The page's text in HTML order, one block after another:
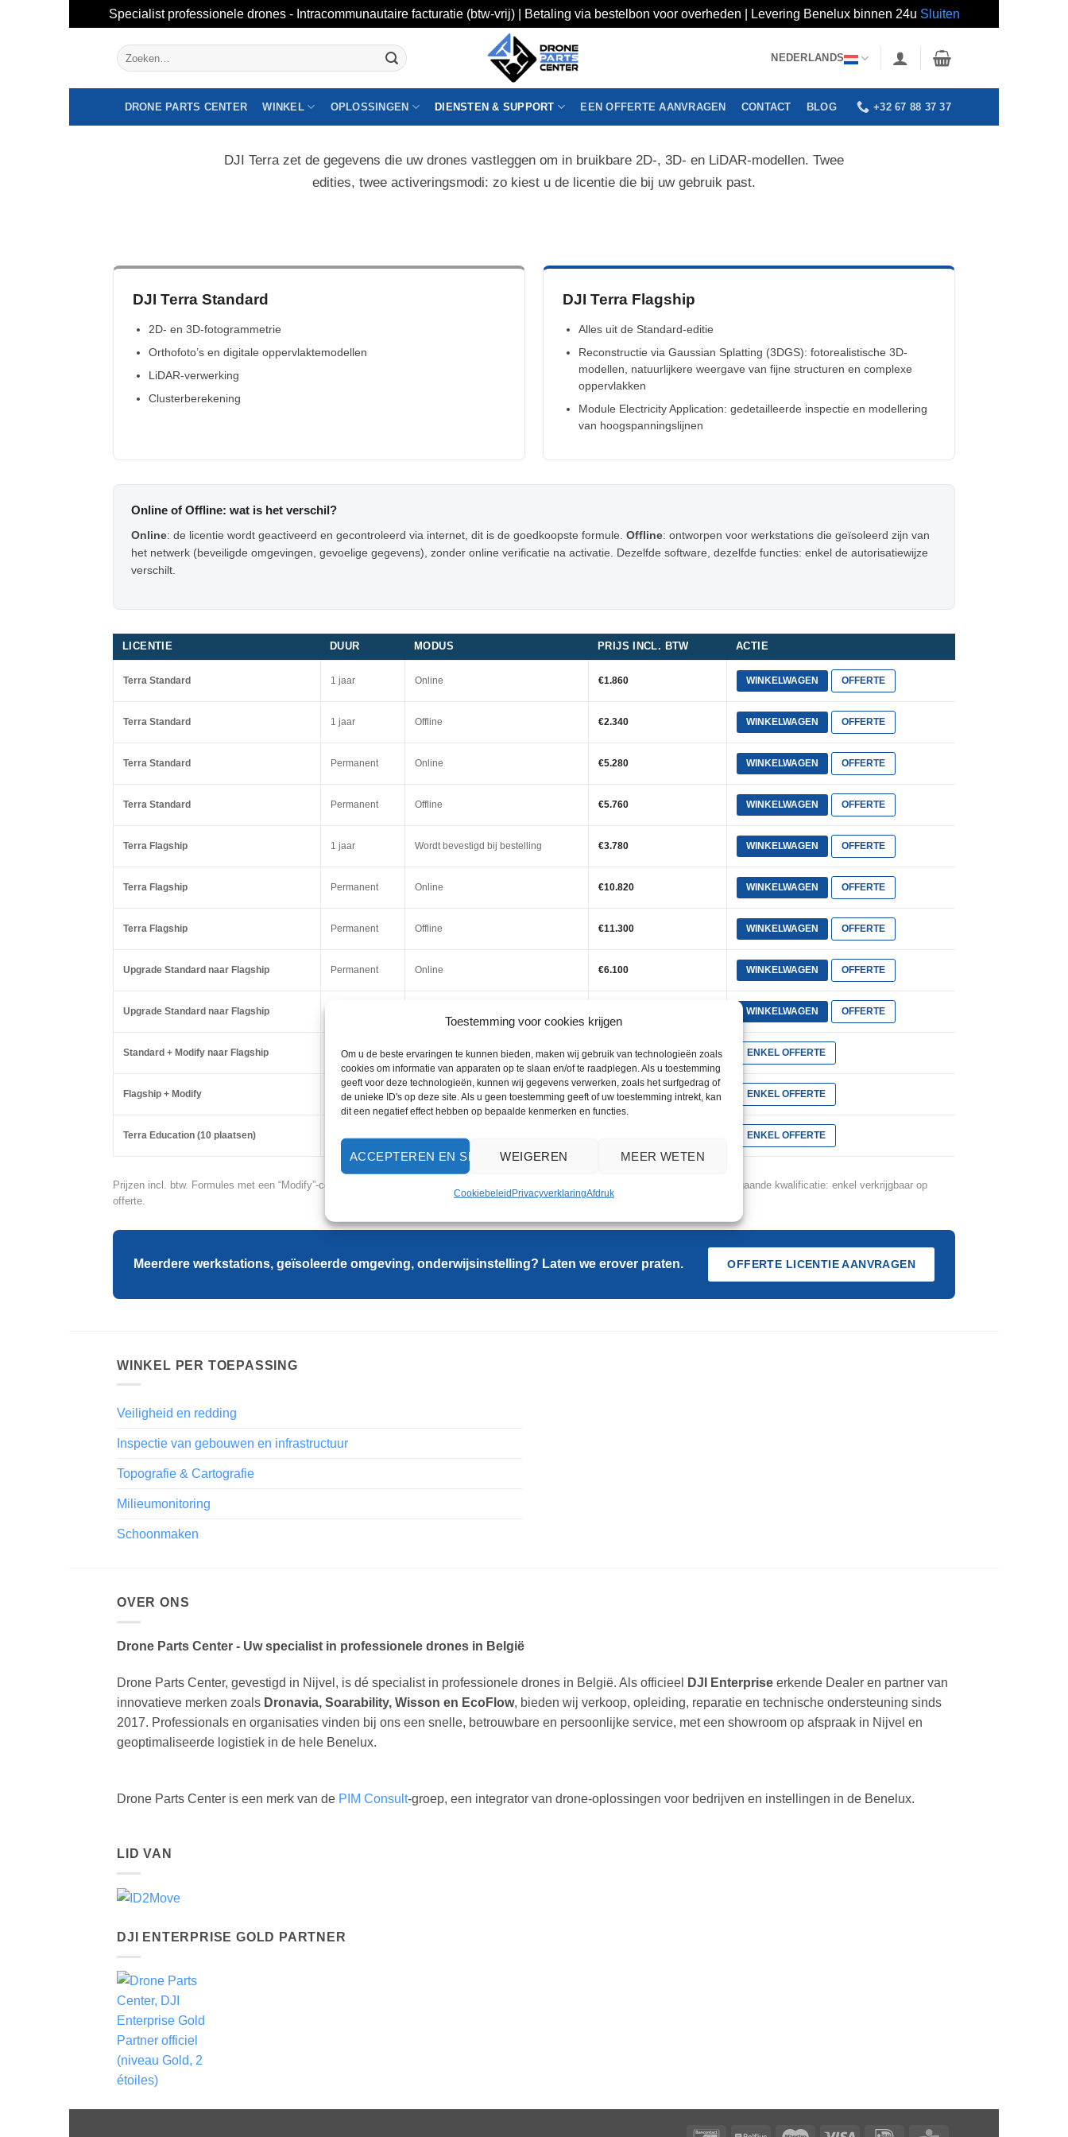
Toestemming voor cookies krijgen
Om u de beste ervaringen te kunnen bieden, maken wij gebruik van technologieën zoals
cookies om informatie van apparaten op te slaan en/of te raadplegen. Als u toestemming
geeft voor deze technologieën, kunnen wij gegevens verwerken, zoals het surfgedrag of
de unieke ID's op deze site. Als u geen toestemming geeft of uw toestemming intrekt, kan
dit een negatief effect hebben op bepaalde kenmerken en functies.
ACCEPTEREN EN SLUITENWEIGEREN MEER WETEN
CookiebeleidPrivacyverklaringAfdruk
Specialist professionele drones - Intracommunautaire facturatie (btw-vrij) | Betaling via bestelbon voor overheden | Levering Benelux binnen 24u Sluiten
Zoeken
naar:
NEDERLANDS
DRONE PARTS CENTER WINKEL OPLOSSINGEN DIENSTEN & SUPPORT EEN OFFERTE AANVRAGEN CONTACT BLOG +32 67 88 37 37
DJI Terra zet de gegevens die uw drones vastleggen om in bruikbare 2D-, 3D- en LiDAR-modellen. Twee
edities, twee activeringsmodi: zo kiest u de licentie die bij uw gebruik past.
DJI Terra Standard
2D- en 3D-fotogrammetrie
Orthofoto’s en digitale oppervlaktemodellen
LiDAR-verwerking
Clusterberekening
DJI Terra Flagship
Alles uit de Standard-editie
Reconstructie via Gaussian Splatting (3DGS): fotorealistische 3D-
modellen, natuurlijkere weergave van fijne structuren en complexe
oppervlakken
Module Electricity Application: gedetailleerde inspectie en modellering
van hoogspanningslijnen
Online of Offline: wat is het verschil?
Online: de licentie wordt geactiveerd en gecontroleerd via internet, dit is de goedkoopste formule. Offline: ontworpen voor werkstations die geïsoleerd zijn van
het netwerk (beveiligde omgevingen, gevoelige gegevens), zonder online verificatie na activatie. Dezelfde software, dezelfde functies: enkel de autorisatiewijze
verschilt.
LICENTIE DUUR MODUS PRIJS INCL. BTW ACTIE
Terra Standard 1 jaar Online €1.860 WINKELWAGEN OFFERTE
Terra Standard 1 jaar Offline €2.340 WINKELWAGEN OFFERTE
Terra Standard Permanent Online €5.280 WINKELWAGEN OFFERTE
Terra Standard Permanent Offline €5.760 WINKELWAGEN OFFERTE
Terra Flagship 1 jaar Wordt bevestigd bij bestelling €3.780 WINKELWAGEN OFFERTE
Terra Flagship Permanent Online €10.820 WINKELWAGEN OFFERTE
Terra Flagship Permanent Offline €11.300 WINKELWAGEN OFFERTE
Upgrade Standard naar Flagship Permanent Online €6.100 WINKELWAGEN OFFERTE
Upgrade Standard naar Flagship WINKELWAGEN OFFERTE
Standard + Modify naar Flagship Permanent Wordt bevestigd bij bestelling €7.980 ENKEL OFFERTE
Flagship + Modify Permanent Wordt bevestigd bij bestelling €12.960 ENKEL OFFERTE
Terra Education (10 plaatsen) Permanent Wordt bevestigd bij bestelling ENKEL OFFERTE
Prijzen incl. btw. Formules met een “Modify”-conversie, het Education-aanbod en FlightHub 2 On-Premises-licenties vereisen een voorafgaande kwalificatie: enkel verkrijgbaar op
offerte.
Meerdere werkstations, geïsoleerde omgeving, onderwijsinstelling? Laten we erover praten. OFFERTE LICENTIE AANVRAGEN
WINKEL PER TOEPASSING
Veiligheid en redding
Inspectie van gebouwen en infrastructuur
Topografie & Cartografie
Milieumonitoring
Schoonmaken
OVER ONS
Drone Parts Center - Uw specialist in professionele drones in België
Drone Parts Center, gevestigd in Nijvel, is dé specialist in professionele drones in België. Als officieel DJI Enterprise erkende Dealer en partner van
innovatieve merken zoals Dronavia, Soarability, Wisson en EcoFlow, bieden wij verkoop, opleiding, reparatie en technische ondersteuning sinds
2017. Professionals en organisaties vinden bij ons een snelle, betrouwbare en persoonlijke service, met een showroom op afspraak in Nijvel en
geoptimaliseerde logistiek in de hele Benelux.
Drone Parts Center is een merk van de PIM Consult-groep, een integrator van drone-oplossingen voor bedrijven en instellingen in de Benelux.
LID VAN
DJI ENTERPRISE GOLD PARTNER